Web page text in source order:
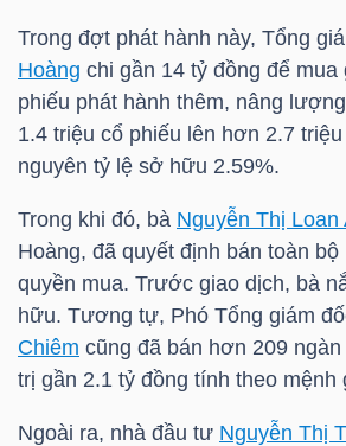
Trong đợt phát hành này, Tổng
Hoàng chi gần 14 tỷ đồng để mua
phiếu phát hành thêm, nâng
1.4 triệu cổ phiếu lên hơn 2.7
nguyên tỷ lệ sở hữu 2.59%.
Trong khi đó, bà Nguyễn Thị Loan
Hoàng, đã quyết định bán toàn
quyền mua. Trước giao dịch, bà
hữu. Tương tự, Phó Tổng giám
Chiêm cũng đã bán hơn 209
trị gần 2.1 tỷ đồng tính theo mệnh
Ngoài ra, nhà đầu tư Nguyễn Thị
NGÀNH
DOANH
NGHIỆP
CỔ